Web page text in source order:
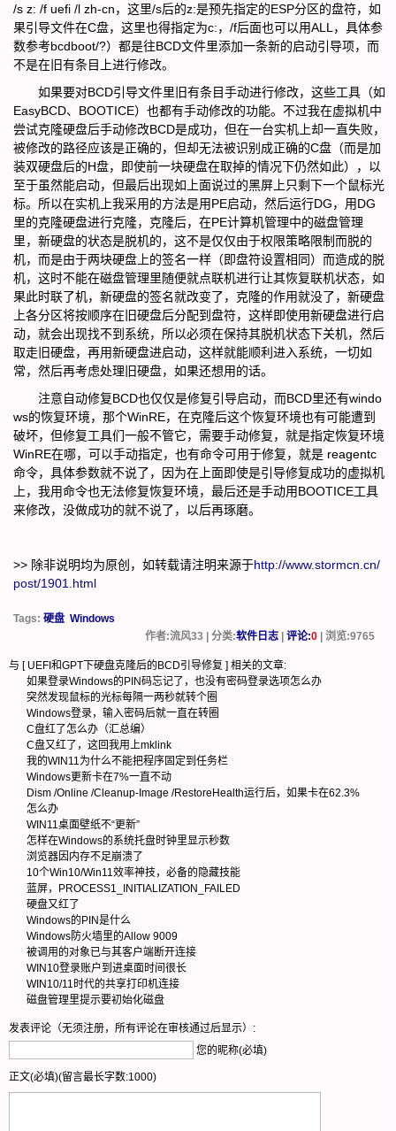
/s z: /f uefi /l zh-cn，这里/s后的z:是预先指定的ESP分区的盘符，如
果引导文件在C盘，这里也得指定为c:，/f后面也可以用ALL，具体参
数参考bcdboot/?）都是往BCD文件里添加一条新的启动引导项，而
不是在旧有条目上进行修改。
如果要对BCD引导文件里旧有条目手动进行修改，这些工具（如
EasyBCD、BOOTICE）也都有手动修改的功能。不过我在虚拟机中
尝试克隆硬盘后手动修改BCD是成功，但在一台实机上却一直失败，
被修改的路径应该是正确的，但却无法被识别成正确的C盘（而是加
装双硬盘后的H盘，即使前一块硬盘在取掉的情况下仍然如此），以
至于虽然能启动，但最后出现如上面说过的黑屏上只剩下一个鼠标光
标。所以在实机上我采用的方法是用PE启动，然后运行DG，用DG
里的克隆硬盘进行克隆，克隆后，在PE计算机管理中的磁盘管理
里，新硬盘的状态是脱机的，这不是仅仅由于权限策略限制而脱的
机，而是由于两块硬盘上的签名一样（即盘符设置相同）而造成的脱
机，这时不能在磁盘管理里随便就点联机进行让其恢复联机状态，如
果此时联了机，新硬盘的签名就改变了，克隆的作用就没了，新硬盘
上各分区将按顺序在旧硬盘后分配到盘符，这样即使用新硬盘进行启
动，就会出现找不到系统，所以必须在保持其脱机状态下关机，然后
取走旧硬盘，再用新硬盘进启动，这样就能顺利进入系统，一切如
常，然后再考虑处理旧硬盘，如果还想用的话。
注意自动修复BCD也仅仅是修复引导启动，而BCD里还有windo
ws的恢复环境，那个WinRE，在克隆后这个恢复环境也有可能遭到
破坏，但修复工具们一般不管它，需要手动修复，就是指定恢复环境
WinRE在哪，可以手动指定，也有命令可用于修复，就是 reagentc
命令，具体参数就不说了，因为在上面即使是引导修复成功的虚拟机
上，我用命令也无法修复恢复环境，最后还是手动用BOOTICE工具
来修改，没做成功的就不说了，以后再琢磨。
>> 除非说明均为原创，如转载请注明来源于http://www.stormcn.cn/
post/1901.html
Tags: 硬盘 Windows
作者:流风33 | 分类:软件日志 |评论:0 | 浏览:9765
与 [ UEFI和GPT下硬盘克隆后的BCD引导修复 ] 相关的文章:
如果登录Windows的PIN码忘记了，也没有密码登录选项怎么办
突然发现鼠标的光标每隔一两秒就转个圈
Windows登录，输入密码后就一直在转圈
C盘红了怎么办（汇总编）
C盘又红了，这回我用上mklink
我的WIN11为什么不能把程序固定到任务栏
Windows更新卡在7%一直不动
Dism /Online /Cleanup-Image /RestoreHealth运行后，如果卡在62.3%
怎么办
WIN11桌面壁纸不“更新”
怎样在Windows的系统托盘时钟里显示秒数
浏览器因内存不足崩溃了
10个Win10/Win11效率神技，必备的隐藏技能
蓝屏，PROCESS1_INITIALIZATION_FAILED
硬盘又红了
Windows的PIN是什么
Windows防火墙里的Allow 9009
被调用的对象已与其客户端断开连接
WIN10登录账户到进桌面时间很长
WIN10/11时代的共享打印机连接
磁盘管理里提示要初始化磁盘
发表评论（无须注册，所有评论在审核通过后显示）:
您的昵称(必填)
正文(必填)(留言最长字数:1000)